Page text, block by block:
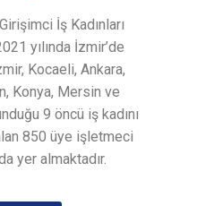
İş Kadınları
yılında İzmir’de
Kocaeli, Ankara,
Konya, Mersin ve
9 öncü iş kadını
850 üye işletmeci
yer almaktadır.